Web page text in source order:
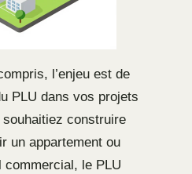
l’enjeu est de
PLU dans vos projets
construire
un appartement ou
le PLU